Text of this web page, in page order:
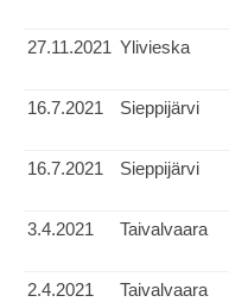
27.11.2021 Ylivieska
16.7.2021 Sieppijärvi
16.7.2021 Sieppijärvi
3.4.2021 Taivalvaara
2.4.2021
Taivalvaara